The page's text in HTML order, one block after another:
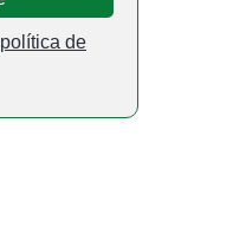
política de